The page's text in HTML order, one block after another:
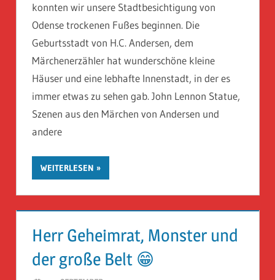
konnten wir unsere Stadtbesichtigung von
Odense trockenen Fußes beginnen. Die
Geburtsstadt von H.C. Andersen, dem
Märchenerzähler hat wunderschöne kleine
Häuser und eine lebhafte Innenstadt, in der es
immer etwas zu sehen gab. John Lennon Statue,
Szenen aus den Märchen von Andersen und
andere
WEITERLESEN
Herr Geheimrat, Monster und
der große Belt 😁